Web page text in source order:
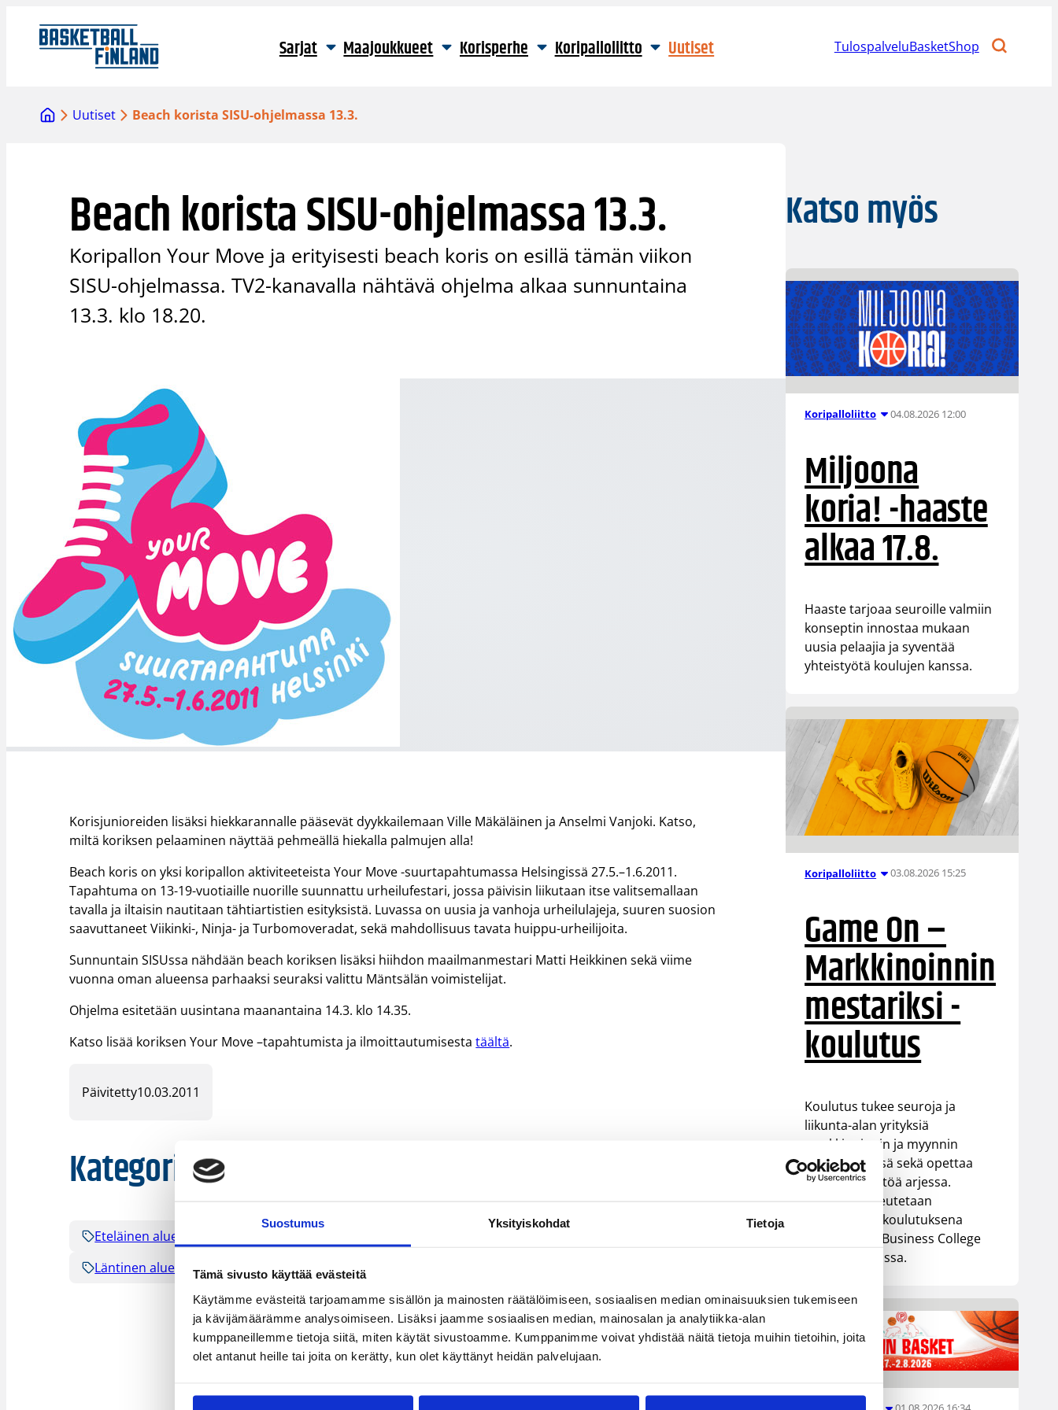
Suostumus Yksityiskohdat Tietoja
Tämä sivusto käyttää evästeitä
Käytämme evästeitä tarjoamamme sisällön ja mainosten räätälöimiseen, sosiaalisen median ominaisuuksien tukemiseen
ja kävijämäärämme analysoimiseen. Lisäksi jaamme sosiaalisen median, mainosalan ja analytiikka-alan
kumppaneillemme tietoja siitä, miten käytät sivustoamme. Kumppanimme voivat yhdistää näitä tietoja muihin tietoihin, joita
olet antanut heille tai joita on kerätty, kun olet käyttänyt heidän palvelujaan.
sisältöön
Sarjat Maajoukkueet Korisperhe Koripalloliitto Uutiset TulospalveluBasketShop
Uutiset Beach korista SISU-ohjelmassa 13.3.
Beach korista SISU-ohjelmassa 13.3.
Koripallon Your Move ja erityisesti beach koris on esillä tämän viikon
SISU-ohjelmassa. TV2-kanavalla nähtävä ohjelma alkaa sunnuntaina
13.3. klo 18.20.
Korisjunioreiden lisäksi hiekkarannalle pääsevät dyykkailemaan Ville Mäkäläinen ja Anselmi Vanjoki. Katso,
miltä koriksen pelaaminen näyttää pehmeällä hiekalla palmujen alla!
Beach koris on yksi koripallon aktiviteeteista Your Move -suurtapahtumassa Helsingissä 27.5.–1.6.2011.
Tapahtuma on 13-19-vuotiaille nuorille suunnattu urheilufestari, jossa päivisin liikutaan itse valitsemallaan
tavalla ja iltaisin nautitaan tähtiartistien esityksistä. Luvassa on uusia ja vanhoja urheilulajeja, suuren suosion
saavuttaneet Viikinki-, Ninja- ja Turbomoveradat, sekä mahdollisuus tavata huippu-urheilijoita.
Sunnuntain SISUssa nähdään beach koriksen lisäksi hiihdon maailmanmestari Matti Heikkinen sekä viime
vuonna oman alueensa parhaaksi seuraksi valittu Mäntsälän voimistelijat.
Ohjelma esitetään uusintana maanantaina 14.3. klo 14.35.
Katso lisää koriksen Your Move –tapahtumista ja ilmoittautumisestatäältä.
Päivitetty10.03.2011
Kategoriat
Eteläinen alue
Läntinen alue
Pohjoinen alue
Katso myös
Koripalloliitto 04.08.2026 12:00
Miljoona
koria! -haaste
alkaa 17.8.
Haaste tarjoaa seuroille valmiin
konseptin innostaa mukaan
uusia pelaajia ja syventää
yhteistyötä koulujen kanssa.
Koripalloliitto 03.08.2026 15:25
Game On –
Markkinoinnin
mestariksi -
koulutus
Koulutus tukee seuroja ja
liikunta-alan yrityksiä
markkinoinnin ja myynnin
kehittämisessä sekä opettaa
tekoälyn käyttöä arjessa.
Koulutus toteutetaan
oppisopimuskoulutuksena
yhteistyössä Business College
Helsingin kanssa.